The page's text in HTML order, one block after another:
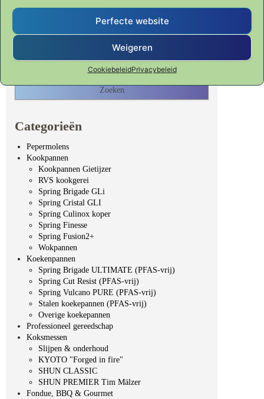
Perfecte website
Weigeren
CookiebeleidPrivacybeleid
Waar ben je naar op zoek?
Zoeken naar:
Categorieën
Pepermolens
Kookpannen
Kookpannen Gietijzer
RVS kookgerei
Spring Brigade GLi
Spring Cristal GLI
Spring Culinox koper
Spring Finesse
Spring Fusion2+
Wokpannen
Koekenpannen
Spring Brigade ULTIMATE (PFAS-vrij)
Spring Cut Resist (PFAS-vrij)
Spring Vulcano PURE (PFAS-vrij)
Stalen koekepannen (PFAS-vrij)
Overige koekepannen
Professioneel gereedschap
Koksmessen
Slijpen & onderhoud
KYOTO "Forged in fire"
SHUN CLASSIC
SHUN PREMIER Tim Mälzer
Fondue, BBQ & Gourmet